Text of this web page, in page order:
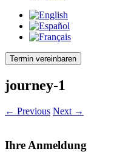
Termin vereinbaren
journey-1
← Previous Next →
Ihre Anmeldung